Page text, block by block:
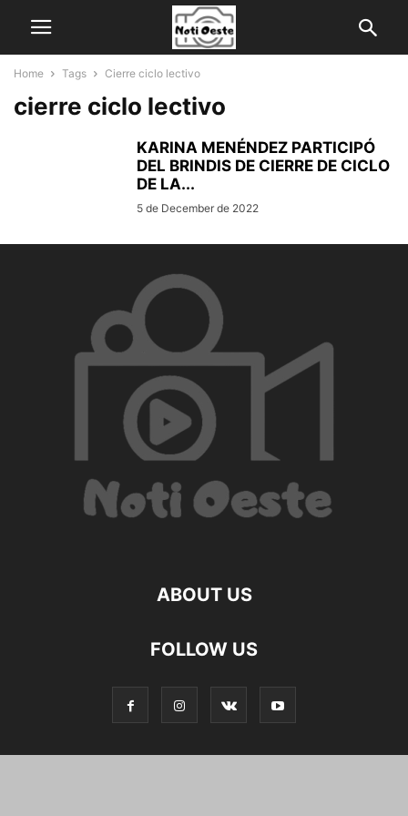
Home Tags Cierre ciclo lectivo
cierre ciclo lectivo
KARINA MENÉNDEZ PARTICIPÓ
DEL BRINDIS DE CIERRE DE CICLO
DE LA...
5 de December de 2022
ABOUT US
FOLLOW US